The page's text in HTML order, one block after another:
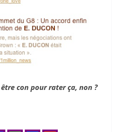
con pour rater ça, non ?